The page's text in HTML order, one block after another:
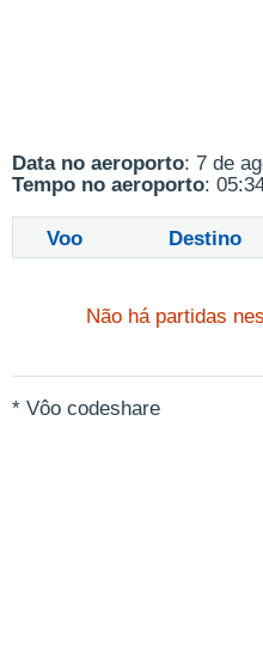
Data no aeroporto: 7 de
Tempo no aeroporto:
Voo Destino
Não há partidas
* Vôo codeshare